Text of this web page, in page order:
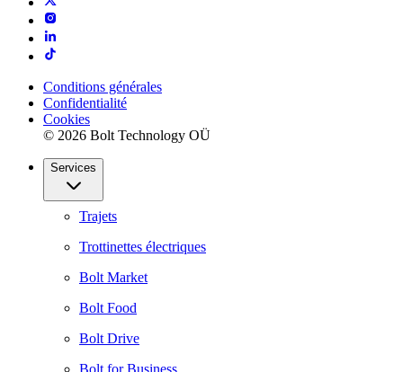
Conditions générales
Confidentialité
Cookies
© 2026 Bolt Technology OÜ
Services
Trajets
Trottinettes électriques
Bolt Market
Bolt Food
Bolt Drive
Bolt for Business